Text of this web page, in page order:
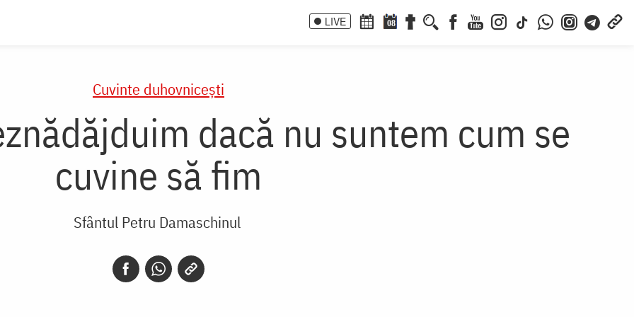
LIVE 08
Cuvinte duhovnicești
dacă nu suntem cum se
cuvine să fim
Sfântul Petru Damaschinul